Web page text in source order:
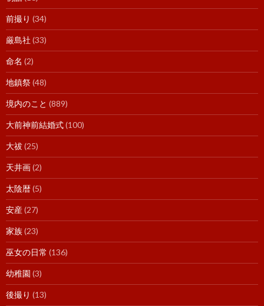
前撮り (34)
厳島社 (33)
命名 (2)
地鎮祭(48)
境内のこと (889)
大前神前結婚式(100)
大祓(25)
天井画(2)
太陰暦(5)
安産(27)
家族(23)
巫女の日常 (136)
幼稚園 (3)
後撮り (13)